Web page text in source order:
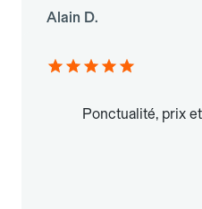
Alain D.
Ponctualité, prix